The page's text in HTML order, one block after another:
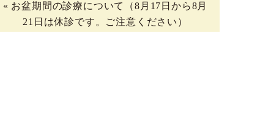
« お盆期間の診療について（8月17日から8月
21日は休診です。ご注意ください）